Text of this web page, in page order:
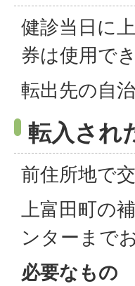
健診当日に
券は使用で
転出先の自
転入され
前住所地で
上富田町の
ンターまで
必要なもの